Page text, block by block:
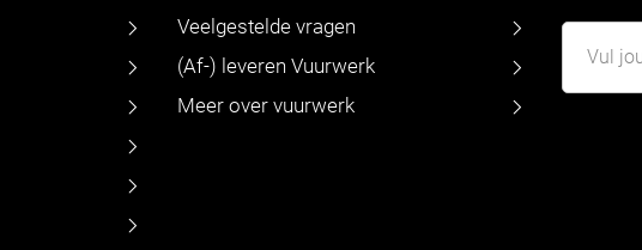
Veelgestelde vragen
(Af-) leveren Vuurwerk
Meer over vuurwerk